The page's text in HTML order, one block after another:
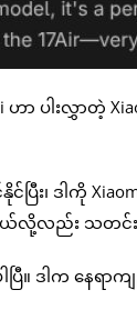
ဟာ ပါးလွှာတဲ့
း၊ ဒါကို
ပံ့မယ်လို့လည်း သတ
ါက နေရာကျဉ်